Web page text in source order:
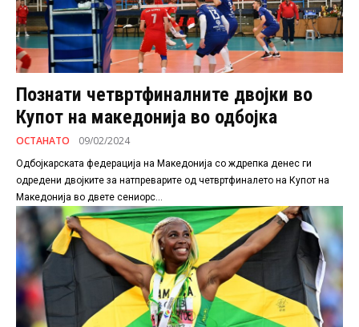
Познати четвртфиналните двојки во
Купот на македонија во одбојка
ОСТАНАТО 09/02/2024
Одбојкарската федерација на Македонија со ждрепка денес ги
одредени двојките за натпреварите од четвртфиналето на Купот на
Македонија во двете сениорс...